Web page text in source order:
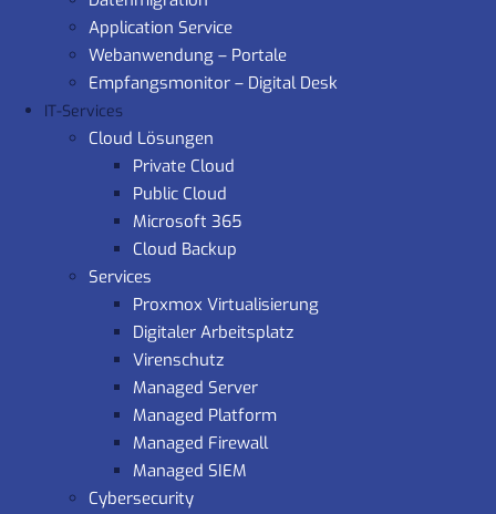
Application Service
Webanwendung – Portale
Empfangsmonitor – Digital Desk
IT-Services
Cloud Lösungen
Private Cloud
Public Cloud
Microsoft 365
Cloud Backup
Services
Proxmox Virtualisierung
Digitaler Arbeitsplatz
Virenschutz
Managed Server
Managed Platform
Managed Firewall
Managed SIEM
Cybersecurity